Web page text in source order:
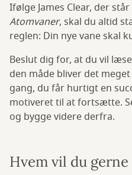
Ifølge James Clear, der
Atomvaner, skal du altid
reglen: Din nye vane skal
Beslut dig for, at du vil
den måde bliver det
gang, du får hurtigt en
motiveret til at fortsætte.
og bygge videre derfra.
Hvem vil du